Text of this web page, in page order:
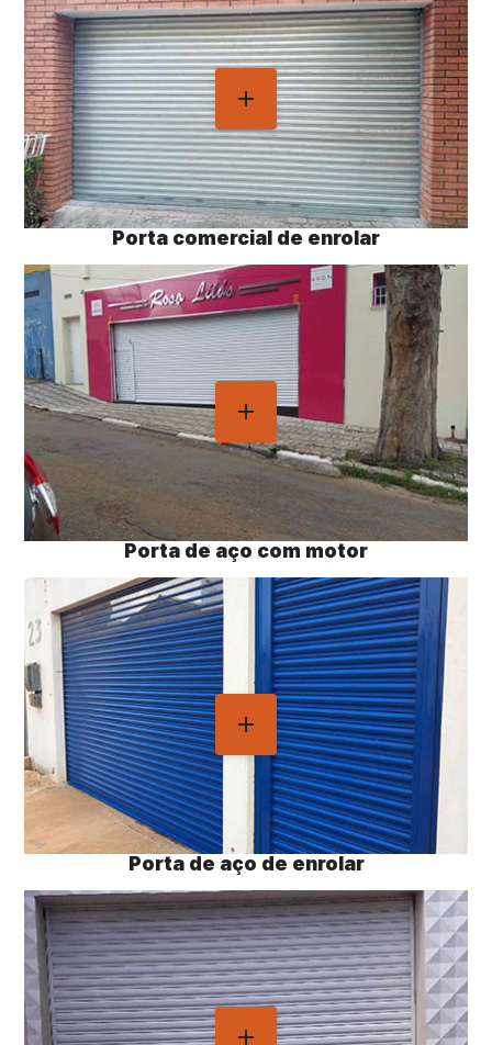
Porta comercial de enrolar
Porta de aço com motor
Porta de aço de enrolar